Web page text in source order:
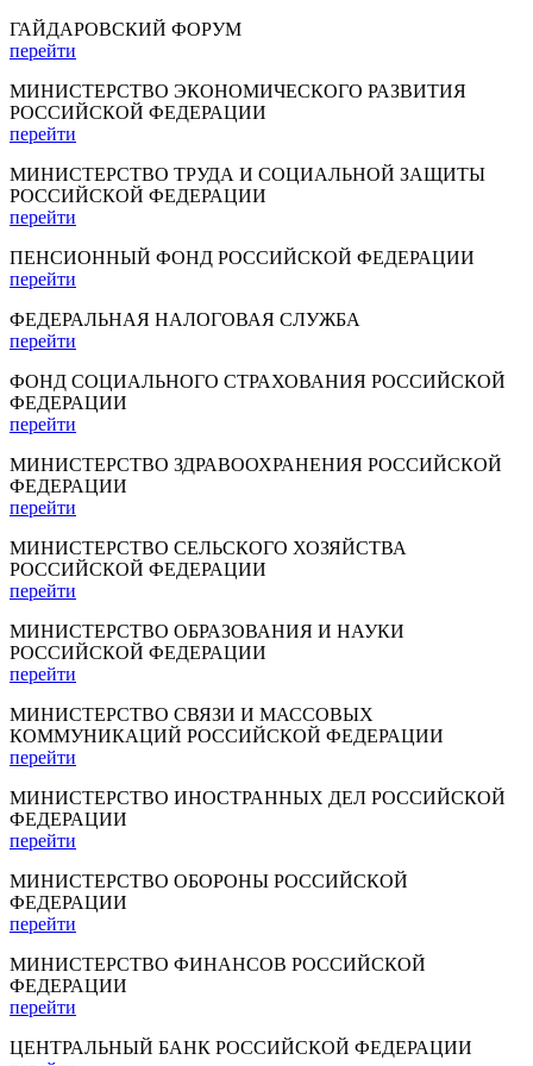
ГАЙДАРОВСКИЙ ФОРУМ
перейти
МИНИСТЕРСТВО ЭКОНОМИЧЕСКОГО РАЗВИТИЯ
РОССИЙСКОЙ ФЕДЕРАЦИИ
перейти
МИНИСТЕРСТВО ТРУДА И СОЦИАЛЬНОЙ ЗАЩИТЫ
РОССИЙСКОЙ ФЕДЕРАЦИИ
перейти
ПЕНСИОННЫЙ ФОНД РОССИЙСКОЙ ФЕДЕРАЦИИ
перейти
ФЕДЕРАЛЬНАЯ НАЛОГОВАЯ СЛУЖБА
перейти
ФОНД СОЦИАЛЬНОГО СТРАХОВАНИЯ РОССИЙСКОЙ
ФЕДЕРАЦИИ
перейти
МИНИСТЕРСТВО ЗДРАВООХРАНЕНИЯ РОССИЙСКОЙ
ФЕДЕРАЦИИ
перейти
МИНИСТЕРСТВО СЕЛЬСКОГО ХОЗЯЙСТВА
РОССИЙСКОЙ ФЕДЕРАЦИИ
перейти
МИНИСТЕРСТВО ОБРАЗОВАНИЯ И НАУКИ
РОССИЙСКОЙ ФЕДЕРАЦИИ
перейти
МИНИСТЕРСТВО СВЯЗИ И МАССОВЫХ
КОММУНИКАЦИЙ РОССИЙСКОЙ ФЕДЕРАЦИИ
перейти
МИНИСТЕРСТВО ИНОСТРАННЫХ ДЕЛ РОССИЙСКОЙ
ФЕДЕРАЦИИ
перейти
МИНИСТЕРСТВО ОБОРОНЫ РОССИЙСКОЙ
ФЕДЕРАЦИИ
перейти
МИНИСТЕРСТВО ФИНАНСОВ РОССИЙСКОЙ
ФЕДЕРАЦИИ
перейти
ЦЕНТРАЛЬНЫЙ БАНК РОССИЙСКОЙ ФЕДЕРАЦИИ